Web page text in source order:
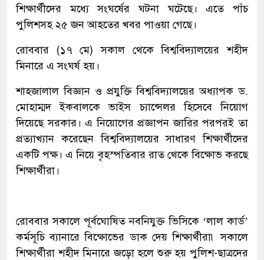
শিক্ষার্থীদের মধ্যে সংঘর্ষের ঘটনা ঘটেছে। এতে পাঁচ
পুলিশসহ ২৫ জন আহতের খবর পাওয়া গেছে।
রোববার (১৭ মে) সকাল থেকে বিশ্ববিদ্যালয়ের শহীদ
মিনারে এ সংঘর্ষ হয়।
শাহজালাল বিজ্ঞান ও প্রযুক্তি বিশ্ববিদ্যালয়ের অধ্যাপক ড.
মোহাম্মদ ইকবালকে ভাইস চ্যান্সেলর হিসেবে নিয়োগ
দিয়েছে সরকার। এ নিয়োগের প্রজ্ঞাপন জারির পরপরই তা
প্রত্যাখ্যান করেছেন বিশ্ববিদ্যালয়ের সাধারণ শিক্ষার্থীদের
একটি পক্ষ। এ নিয়ে বৃহস্পতিবার রাত থেকে বিক্ষোভ করছে
শিক্ষার্থীরা।
রোববার সকালে পূর্বঘোষিত নবনিযুক্ত ভিসিকে ‘লাল কার্ড’
কর্মসূচি ব্যানারে বিক্ষোভের ডাক দেয় শিক্ষার্থীরা৷ সকালে
শিক্ষার্থীরা শহীদ মিনারে জড়ো হলে শুরু হয় পুলিশ-ছাত্রদের